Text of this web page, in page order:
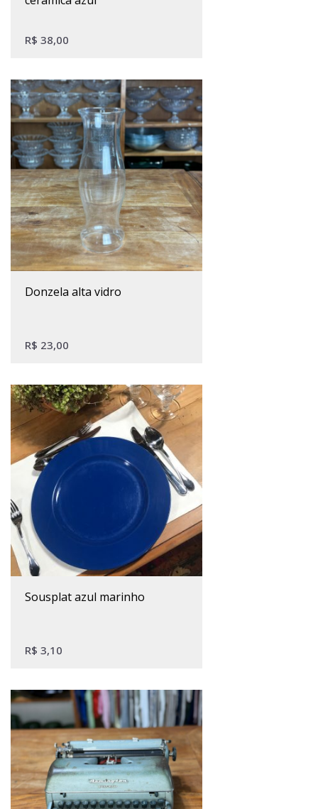
R$ 38,00
donzela alta vidro
R$ 23,00
sousplat azul marinho
R$ 3,10